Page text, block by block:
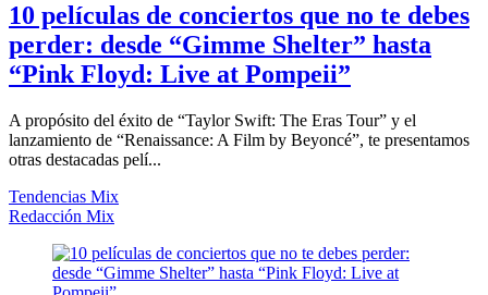
10 películas de conciertos que no te debes
perder: desde “Gimme Shelter” hasta
“Pink Floyd: Live at Pompeii”
A propósito del éxito de “Taylor Swift: The Eras Tour” y el
lanzamiento de “Renaissance: A Film by Beyoncé”, te presentamos
otras destacadas pelí...
Tendencias Mix
Redacción Mix